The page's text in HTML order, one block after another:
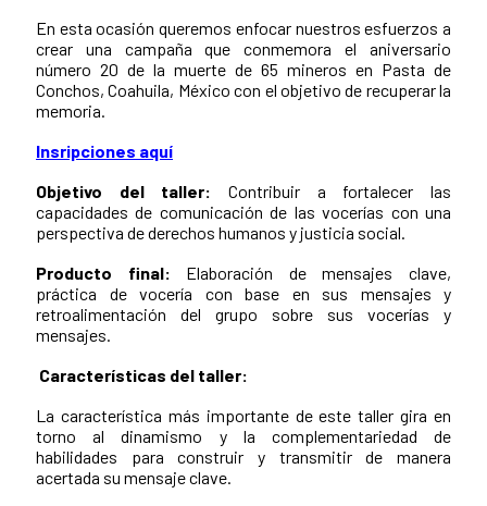
En esta ocasión queremos enfocar nuestros esfuerzos a
crear una campaña que conmemora el aniversario
número 20 de la muerte de 65 mineros en Pasta de
Conchos, Coahuila, México con el objetivo de recuperar la
memoria.
Insripciones aquí
Objetivo del taller: Contribuir a fortalecer las
capacidades de comunicación de las vocerías con una
perspectiva de derechos humanos y justicia social.
Producto final: Elaboración de mensajes clave,
práctica de vocería con base en sus mensajes y
retroalimentación del grupo sobre sus vocerías y
mensajes.
Características del taller:
La característica más importante de este taller gira en
torno al dinamismo y la complementariedad de
habilidades para construir y transmitir de manera
acertada su mensaje clave.